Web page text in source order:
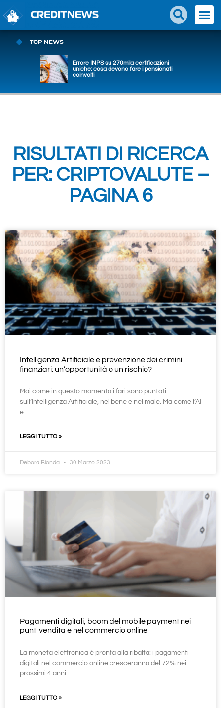
TOP NEWS
Errore INPS su 270mila certificazioni
uniche: cosa devono fare i pensionati
coinvolti
RISULTATI DI RICERCA
PER: CRIPTOVALUTE –
PAGINA 6
Intelligenza Artificiale e prevenzione dei crimini
finanziari: un’opportunità o un rischio?
Mai come in questo momento i fari sono puntati
sull’Intelligenza Artificiale, nel bene e nel male. Ma come l’AI
e
LEGGI TUTTO »
Debora Bionda 30 Marzo 2023
Pagamenti digitali, boom del mobile payment nei
punti vendita e nel commercio online
La moneta elettronica è pronta alla ribalta: i pagamenti
digitali nel commercio online cresceranno del 72% nei
prossimi 4 anni
LEGGI TUTTO »